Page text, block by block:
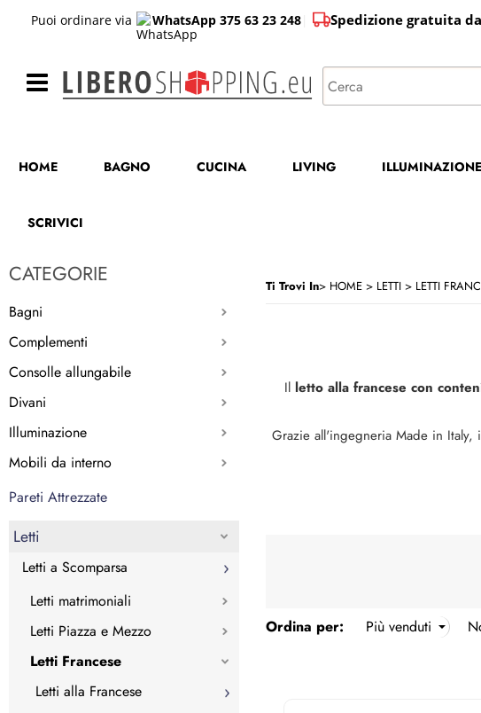
Puoi ordinare via WhatsApp 375 63 23 248 Spedizione gratuita da
HOME BAGNO CUCINA LIVING ILLUMINAZIONE
SCRIVICI
CATEGORIE
Bagni
Complementi
Consolle allungabile
Divani
Illuminazione
Mobili da interno
Pareti Attrezzate
Letti
Letti a Scomparsa
Letti matrimoniali
Letti Piazza e Mezzo
Letti Francese
Letti alla Francese
Ti Trovi In HOME LETTI LETTI
Il letto alla francese con
Grazie all'ingegneria Made in Italy,
Ordina per: